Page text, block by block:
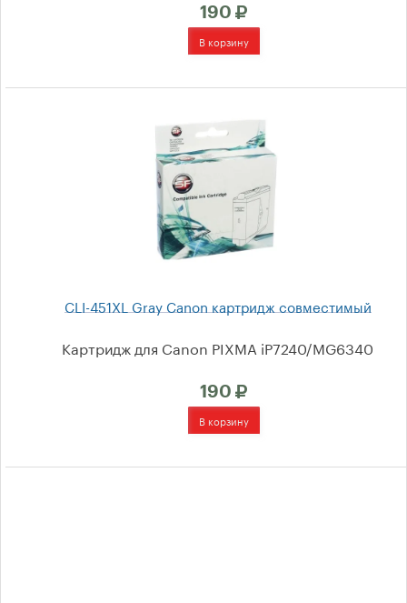
190
CLI-451XL Gray Canon картридж совместимый
Картридж для Canon PIXMA iP7240/MG6340
190